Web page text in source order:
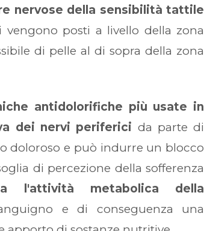
nervose della sensibilità tattile
posti a livello della zona
di pelle al di sopra della zona
antidolorifiche più usate in
dei nervi periferici da parte di
doloroso e può indurre un blocco
di percezione della sofferenza
l'attività metabolica della
e di conseguenza una